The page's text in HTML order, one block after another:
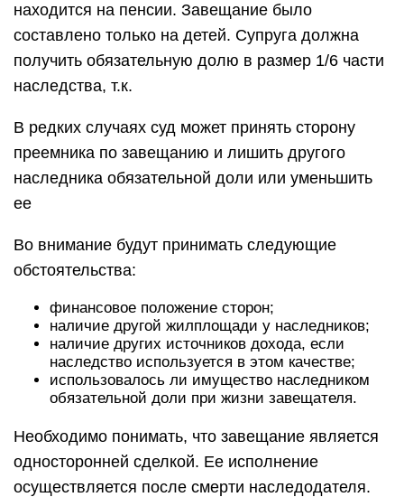
находится на пенсии. Завещание было
составлено только на детей. Супруга должна
получить обязательную долю в размер 1/6 части
наследства, т.к.
В редких случаях суд может принять сторону
преемника по завещанию и лишить другого
наследника обязательной доли или уменьшить
ее
Во внимание будут принимать следующие
обстоятельства:
финансовое положение сторон;
наличие другой жилплощади у наследников;
наличие других источников дохода, если
наследство используется в этом качестве;
использовалось ли имущество наследником
обязательной доли при жизни завещателя.
Необходимо понимать, что завещание является
односторонней сделкой. Ее исполнение
осуществляется после смерти наследодателя.